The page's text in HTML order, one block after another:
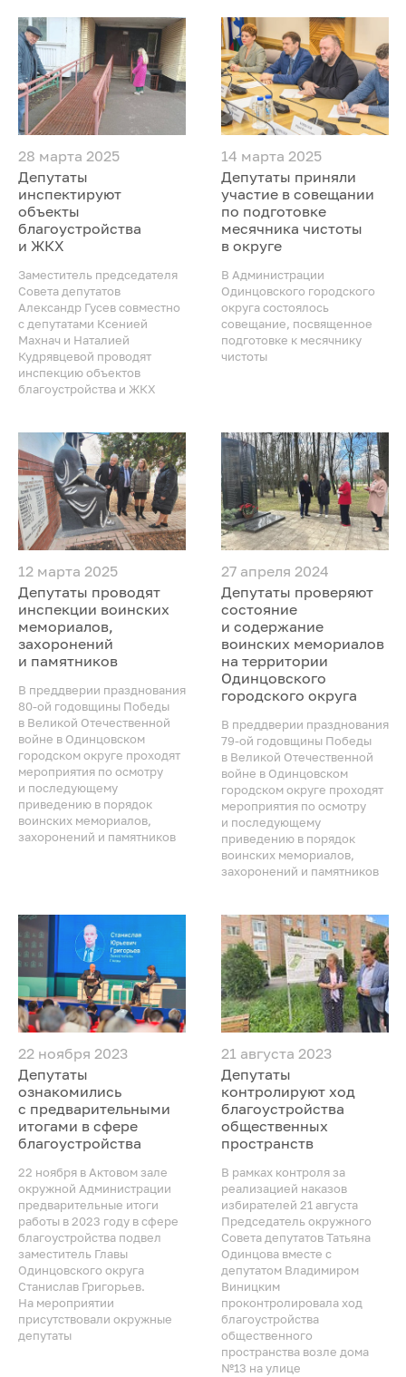
28 марта 2025
Депутаты
инспектируют
объекты
благоустройства
и ЖКХ
Заместитель председателя
Совета депутатов
Александр Гусев совместно
с депутатами Ксенией
Махнач и Наталией
Кудрявцевой проводят
инспекцию объектов
благоустройства и ЖКХ
14 марта 2025
Депутаты приняли
участие в совещании
по подготовке
месячника чистоты
в округе
В Администрации
Одинцовского городского
округа состоялось
совещание, посвященное
подготовке к месячнику
чистоты
12 марта 2025
Депутаты проводят
инспекции воинских
мемориалов,
захоронений
и памятников
В преддверии празднования
80-ой годовщины Победы
в Великой Отечественной
войне в Одинцовском
городском округе проходят
мероприятия по осмотру
и последующему
приведению в порядок
воинских мемориалов,
захоронений и памятников
27 апреля 2024
Депутаты проверяют
состояние
и содержание
воинских мемориалов
на территории
Одинцовского
городского округа
В преддверии празднования
79-ой годовщины Победы
в Великой Отечественной
войне в Одинцовском
городском округе проходят
мероприятия по осмотру
и последующему
приведению в порядок
воинских мемориалов,
захоронений и памятников
22 ноября 2023
Депутаты
ознакомились
с предварительными
итогами в сфере
благоустройства
22 ноября в Актовом зале
окружной Администрации
предварительные итоги
работы в 2023 году в сфере
благоустройства подвел
заместитель Главы
Одинцовского округа
Станислав Григорьев.
На мероприятии
присутствовали окружные
депутаты
21 августа 2023
Депутаты
контролируют ход
благоустройства
общественных
пространств
В рамках контроля за
реализацией наказов
избирателей 21 августа
Председатель окружного
Совета депутатов Татьяна
Одинцова вместе с
депутатом Владимиром
Виницким
проконтролировала ход
благоустройства
общественного
пространства возле дома
№13 на улице